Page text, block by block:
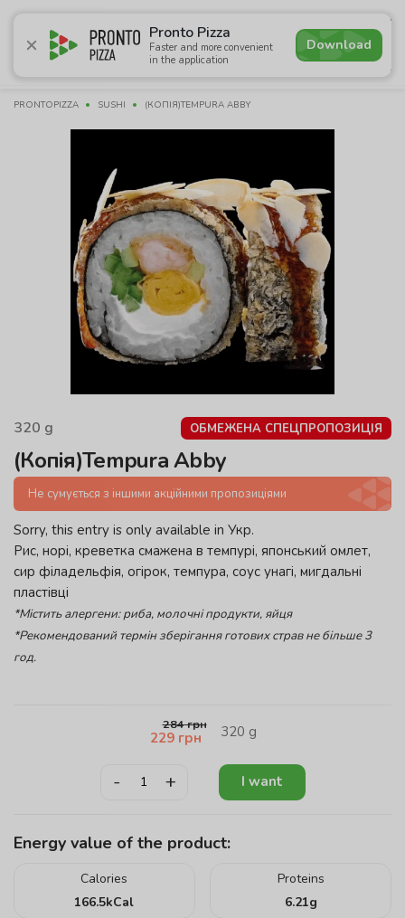
Pronto Pizza
Faster and more convenient
in the application
Download
4.9
Promotions Pizza Sushi Burgers Сombo
PRONTOPIZZA SUSHI (КОПІЯ)TEMPURA ABBY
320 g ОБМЕЖЕНА СПЕЦПРОПОЗИЦІЯ
(Копія)Tempura Abby
Не сумується з іншими акційними пропозиціями
Sorry, this entry is only available in Укр.
Рис, норі, креветка смажена в темпурі, японський омлет,
сир філадельфія, огірок, темпура, соус унагі, мигдальні
пластівці
*Містить алергени: риба, молочні продукти, яйця
*Рекомендований термін зберігання готових страв не більше 3
год.
284грн
229грн 320 g
- + I want
Energy value of the product:
Calories
166.5kCal
Proteins
6.21g